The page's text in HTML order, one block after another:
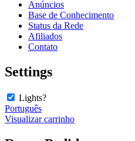
Anúncios
Base de Conhecimento
Status da Rede
Afiliados
Contato
Settings
Lights?
Português
Visualizar carrinho